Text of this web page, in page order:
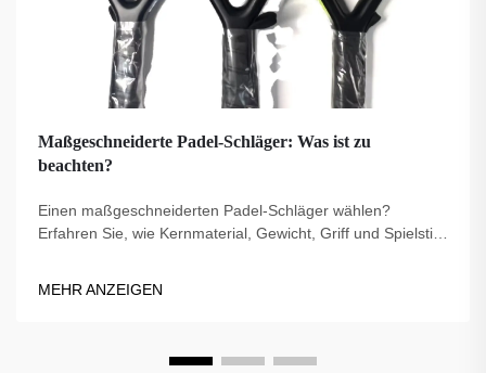
Maßgeschneiderte Padel-Schläger: Was ist zu
beachten?
Einen maßgeschneiderten Padel-Schläger wählen?
Erfahren Sie, wie Kernmaterial, Gewicht, Griff und Spielstil
MEHR ANZEIGEN